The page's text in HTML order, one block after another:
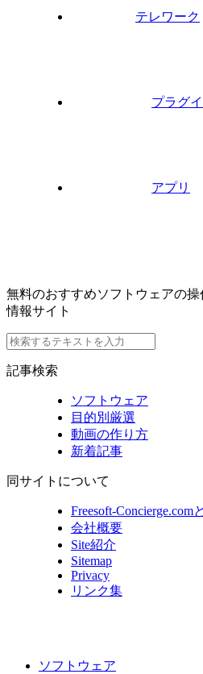
テレワーク
プラグ
アプリ
無料のおすすめソフトウェアの
情報サイト
記事検索
ソフトウェア
目的別厳選
動画の作り方
新着記事
同サイトについて
Freesoft-Concierge.com
会社概要
Site紹介
Sitemap
Privacy
リンク集
ソフトウェア